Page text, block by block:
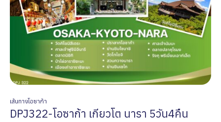
เส้นทางโอซาก้า
DPJ322-โอซาก้า เกียวโต นารา 5วัน4คืน